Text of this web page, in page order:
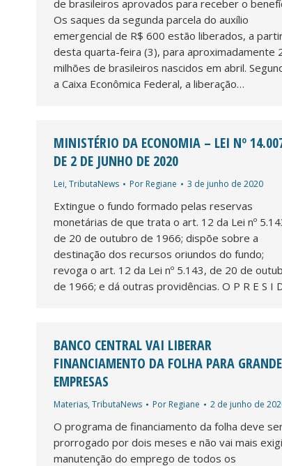
de brasileiros aprovados para receber o
Os saques da segunda parcela do auxílio
emergencial de R$ 600 estão liberados, a
desta quarta-feira (3), para aproximadamente
milhões de brasileiros nascidos em abril.
a Caixa Econômica Federal, a liberação…
MINISTÉRIO DA ECONOMIA – LEI Nº
DE 2 DE JUNHO DE 2020
Lei,TributaNews Por Regiane 3 de junho de 2020
Extingue o fundo formado pelas reservas
monetárias de que trata o art. 12 da Lei nº
de 20 de outubro de 1966; dispõe sobre a
destinação dos recursos oriundos do fundo;
revoga o art. 12 da Lei nº 5.143, de 20 de
de 1966; e dá outras providências. O P R E S I
BANCO CENTRAL VAI LIBERAR
FINANCIAMENTO DA FOLHA PARA
EMPRESAS
Materias,TributaNews Por Regiane 2 de junho de
O programa de financiamento da folha deve
prorrogado por dois meses e não vai mais
manutenção do emprego de todos os